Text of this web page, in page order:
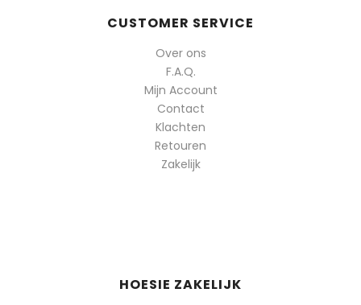
CUSTOMER SERVICE
Over ons
F.A.Q.
Mijn Account
Contact
Klachten
Retouren
Zakelijk
HOESIE ZAKELIJK